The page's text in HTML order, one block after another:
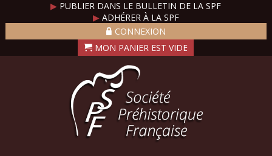
▶ PUBLIER DANS LE BULLETIN DE LA SPF
▶ADHÉRER À LA SPF
CONNEXION